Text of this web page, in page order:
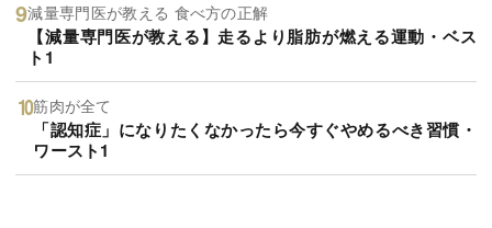
減量専門医が教える 食べ方の正解
【減量専門医が教える】走るより脂肪が燃える運動・ベス
ト1
筋肉が全て
「認知症」になりたくなかったら今すぐやめるべき習慣・
ワースト1